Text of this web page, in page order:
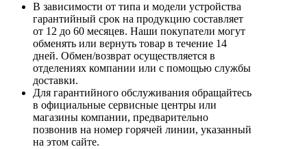
В зависимости от типа и модели устройства
гарантийный срок на продукцию составляет
от 12 до 60 месяцев. Наши покупатели могут
обменять или вернуть товар в течение 14
дней. Обмен/возврат осуществляется в
отделениях компании или с помощью службы
доставки.
Для гарантийного обслуживания обращайтесь
в официальные сервисные центры или
магазины компании, предварительно
позвонив на номер горячей линии, указанный
на этом сайте.